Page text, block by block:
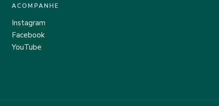
ACOMPANHE
Instagram
Facebook
YouTube